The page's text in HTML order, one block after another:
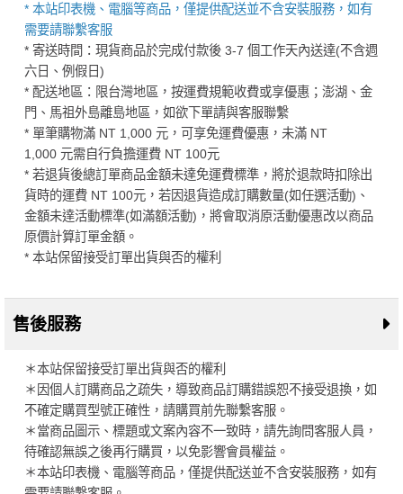
* 本站印表機、電腦等商品，僅提供配送並不含安裝服務，如有
需要請聯繫客服
* 寄送時間：現貨商品於完成付款後 3-7 個工作天內送達(不含週
六日、例假日)
* 配送地區：限台灣地區，按運費規範收費或享優惠；澎湖、金
門、馬祖外島離島地區，如欲下單請與客服聯繫
* 單筆購物滿 NT 1,000 元，可享免運費優惠，未滿 NT
1,000 元需自行負擔運費 NT 100元
* 若退貨後總訂單商品金額未達免運費標準，將於退款時扣除出
貨時的運費 NT 100元，若因退貨造成訂購數量(如任選活動)、
金額未達活動標準(如滿額活動)，將會取消原活動優惠改以商品
原價計算訂單金額。
* 本站保留接受訂單出貨與否的權利
售後服務
＊本站保留接受訂單出貨與否的權利
＊因個人訂購商品之疏失，導致商品訂購錯誤恕不接受退換，如
不確定購買型號正確性，請購買前先聯繫客服。
＊當商品圖示、標題或文案內容不一致時，請先詢問客服人員，
待確認無誤之後再行購買，以免影響會員權益。
＊本站印表機、電腦等商品，僅提供配送並不含安裝服務，如有